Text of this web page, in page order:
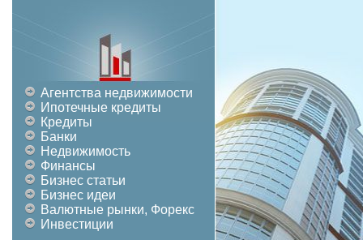
Агентства недвижимости
Ипотечные кредиты
Кредиты
Банки
Недвижимость
Финансы
Бизнес статьи
Бизнес идеи
Валютные рынки, Форекс
Инвестиции